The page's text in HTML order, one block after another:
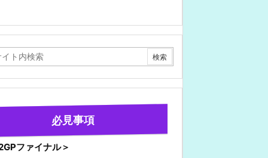
必見事項
ファイナル＞